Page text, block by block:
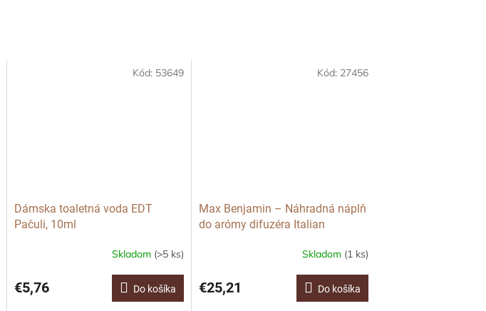
Dámska toaletná voda EDT
Pačuli, 10ml
Skladom (>5 ks)
€5,76 Do košíka
Kód: 53649
Max Benjamin – Náhradná náplň
do arómy difuzéra Italian
Skladom (1 ks)
€25,21 Do košíka
Kód: 27456